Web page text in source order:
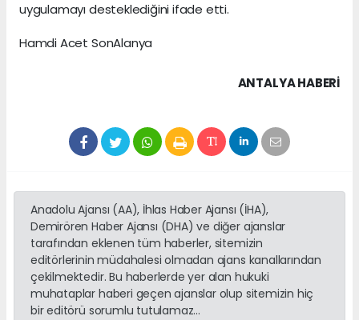
uygulamayı desteklediğini ifade etti.
Hamdi Acet SonAlanya
ANTALYA HABERİ
Anadolu Ajansı (AA), İhlas Haber Ajansı (İHA),
Demirören Haber Ajansı (DHA) ve diğer ajanslar
tarafından eklenen tüm haberler, sitemizin
editörlerinin müdahalesi olmadan ajans kanallarından
çekilmektedir. Bu haberlerde yer alan hukuki
muhataplar haberi geçen ajanslar olup sitemizin hiç
bir editörü sorumlu tutulamaz...